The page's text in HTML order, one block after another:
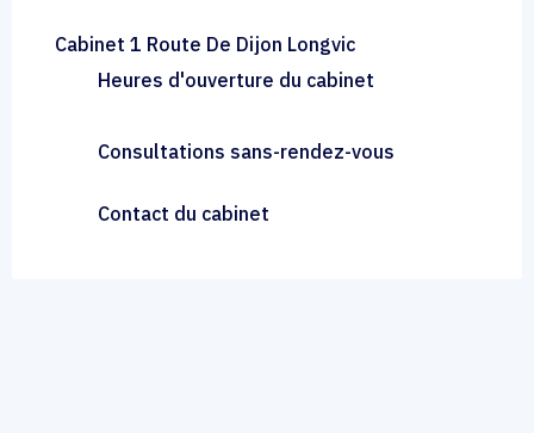
Cabinet 1 Route De Dijon Longvic
Heures d'ouverture du cabinet
Consultations sans-rendez-vous
Contact du cabinet